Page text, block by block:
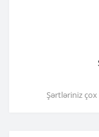
Şərtləriniz çox